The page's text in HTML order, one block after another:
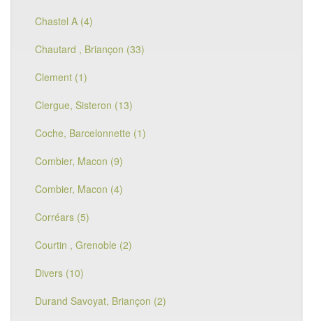
Chastel A (4)
Chautard , Briançon (33)
Clement (1)
Clergue, Sisteron (13)
Coche, Barcelonnette (1)
Combier, Macon (9)
Combier, Macon (4)
Corréars (5)
Courtin , Grenoble (2)
Divers (10)
Durand Savoyat, Briançon (2)